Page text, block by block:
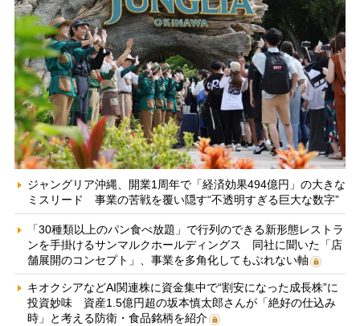
ジャングリア沖縄、開業1周年で「経済効果494億円」の大きな
ミスリード 事業の苦戦を覆い隠す“不透明すぎる巨大な数字”
「30種類以上のパン食べ放題」で行列のできる新形態レストラ
ンを手掛けるサンマルクホールディングス 同社に聞いた「店
舗展開のコンセプト」、事業を多角化してもぶれない軸
キオクシアなどAI関連株に資金集中で“割安になった成長株”に
投資妙味 資産1.5億円超の坂本慎太郎さんが「絶好の仕込み
時」と考える防衛・食品銘柄を紹介